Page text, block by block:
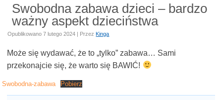
Swobodna zabawa dzieci – bardzo
ważny aspekt dzieciństwa
Opublikowano 7 lutego 2024 | Przez Kinga
Może się wydawać, że to „tylko” zabawa… Sami
przekonajcie się, że warto się BAWIĆ!
Swobodna-zabawa Pobierz